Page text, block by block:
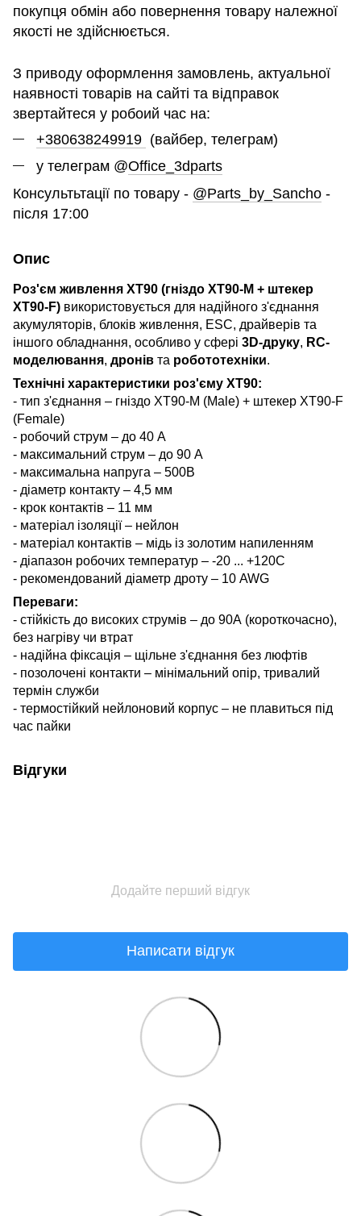
покупця обмін або повернення товару належної
якості не здійснюється.
З приводу оформлення замовлень, актуальної
наявності товарів на сайті та відправок
звертайтеся у робоий час на:
+380638249919 (вайбер, телеграм)
у телеграм @Office_3dparts
Консультьтації по товару - @Parts_by_Sancho -
після 17:00
Опис
Роз'єм живлення XT90 (гніздо XT90-M + штекер
XT90-F) використовується для надійного з'єднання
акумуляторів, блоків живлення, ESC, драйверів та
іншого обладнання, особливо у сфері 3D-друку, RC-
моделювання, дронів та робототехніки.
Технічні характеристики роз'єму XT90:
- тип з'єднання – гніздо XT90-M (Male) + штекер XT90-F
(Female)
- робочий струм – до 40 А
- максимальний струм – до 90 А
- максимальна напруга – 500В
- діаметр контакту – 4,5 мм
- крок контактів – 11 мм
- матеріал ізоляції – нейлон
- матеріал контактів – мідь із золотим напиленням
- діапазон робочих температур – -20 ... +120С
- рекомендований діаметр дроту – 10 AWG
Переваги:
- стійкість до високих струмів – до 90А (короткочасно),
без нагріву чи втрат
- надійна фіксація – щільне з'єднання без люфтів
- позолочені контакти – мінімальний опір, тривалий
термін служби
- термостійкий нейлоновий корпус – не плавиться під
час пайки
Відгуки
Додайте перший відгук
Написати відгук